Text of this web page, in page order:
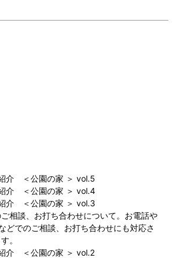
介 ＜公園の家 ＞ vol.5
介 ＜公園の家 ＞ vol.4
介 ＜公園の家 ＞ vol.3
相談、お打ち合わせについて。お電話や
どでのご相談、お打ち合わせにも対応さ
。
介 ＜公園の家 ＞ vol.2